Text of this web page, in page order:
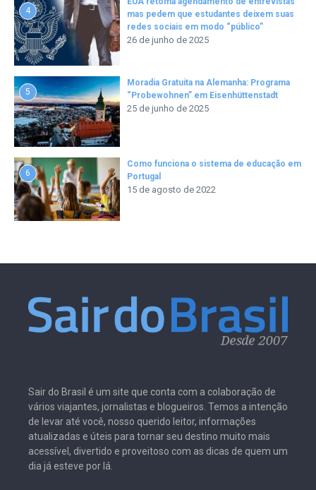
4
mas pedem que estudantes deixem suas
redes sociais em modo “público”
26 de junho de 2025
5
Moradia Gratuita na Alemanha: Programa
“Probewohnen” em Eisenhüttenstadt
25 de junho de 2025
6
Como funciona o sistema de educação em
Portugal
15 de agosto de 2022
Sair do Brasil é um site que conta com a colaboração de
vários viajantes, jornalistas e blogueiros. Temos a intenção
de levar até você, nosso querido leitor, informações
atualizadas e úteis para tornar seu destino muito mais
acessível, divertido e proveitoso com as dicas de quem um
dia já esteve por lá.